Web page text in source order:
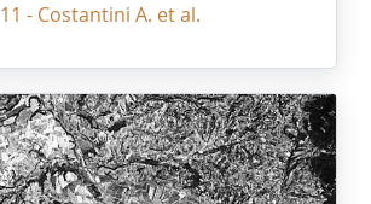
11 - Costantini A. et al.